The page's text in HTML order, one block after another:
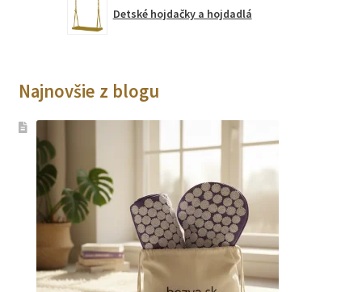
Detské hojdačky a hojdadlá
Najnovšie z blogu